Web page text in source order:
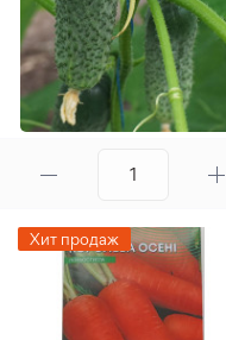
Хит продаж